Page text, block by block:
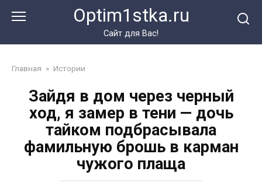
Optim1stka.ru
Сайт для Вас!
Главная » Истории
Зайдя в дом через черный
ход, я замер в тени — дочь
тайком подбрасывала
фамильную брошь в карман
чужого плаща